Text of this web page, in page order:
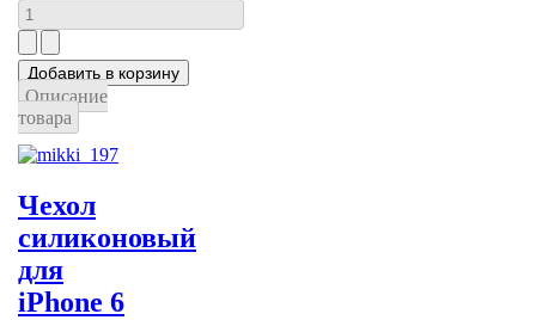
Описание
товара
Чехол
силиконовый
для
iPhone 6